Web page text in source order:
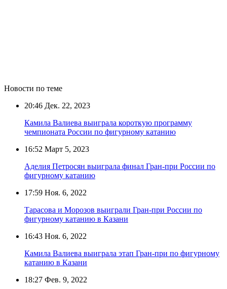
Новости по теме
20:46 Дек. 22, 2023
Камила Валиева выиграла короткую программу
чемпионата России по фигурному катанию
16:52 Март 5, 2023
Аделия Петросян выиграла финал Гран-при России по
фигурному катанию
17:59 Ноя. 6, 2022
Тарасова и Морозов выиграли Гран-при России по
фигурному катанию в Казани
16:43 Ноя. 6, 2022
Камила Валиева выиграла этап Гран-при по фигурному
катанию в Казани
18:27 Фев. 9, 2022